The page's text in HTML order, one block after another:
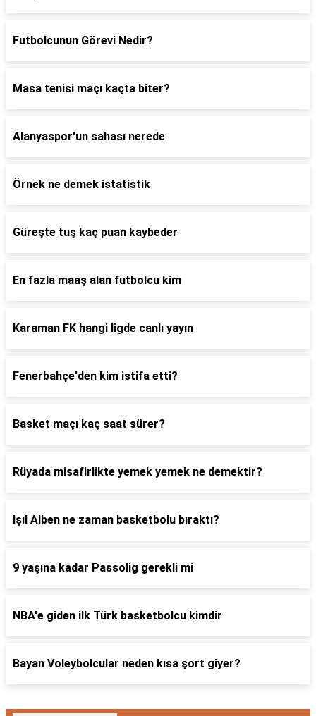
Futbolcunun Görevi Nedir?
Masa tenisi maçı kaçta biter?
Alanyaspor'un sahası nerede
Örnek ne demek istatistik
Güreşte tuş kaç puan kaybeder
En fazla maaş alan futbolcu kim
Karaman FK hangi ligde canlı yayın
Fenerbahçe'den kim istifa etti?
Basket maçı kaç saat sürer?
Rüyada misafirlikte yemek yemek ne demektir?
Işıl Alben ne zaman basketbolu bıraktı?
9 yaşına kadar Passolig gerekli mi
NBA'e giden ilk Türk basketbolcu kimdir
Bayan Voleybolcular neden kısa şort giyer?